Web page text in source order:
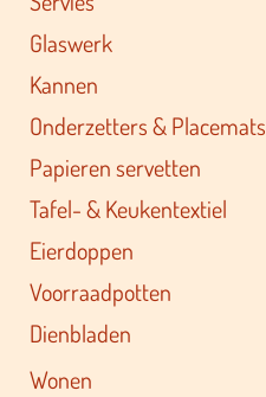
Glaswerk
Kannen
Onderzetters & Placemats
Papieren servetten
Tafel- & Keukentextiel
Eierdoppen
Voorraadpotten
Dienbladen
Wonen